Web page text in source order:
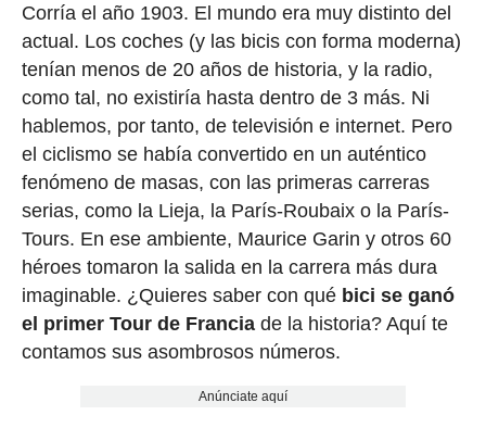
Corría el año 1903. El mundo era muy distinto del
actual. Los coches (y las bicis con forma moderna)
tenían menos de 20 años de historia, y la radio,
como tal, no existiría hasta dentro de 3 más. Ni
hablemos, por tanto, de televisión e internet. Pero
el ciclismo se había convertido en un auténtico
fenómeno de masas, con las primeras carreras
serias, como la Lieja, la París-Roubaix o la París-
Tours. En ese ambiente, Maurice Garin y otros 60
héroes tomaron la salida en la carrera más dura
imaginable. ¿Quieres saber con qué bici se ganó
el primer Tour de Franciade la historia? Aquí te
contamos sus asombrosos números.
Anúnciate aquí